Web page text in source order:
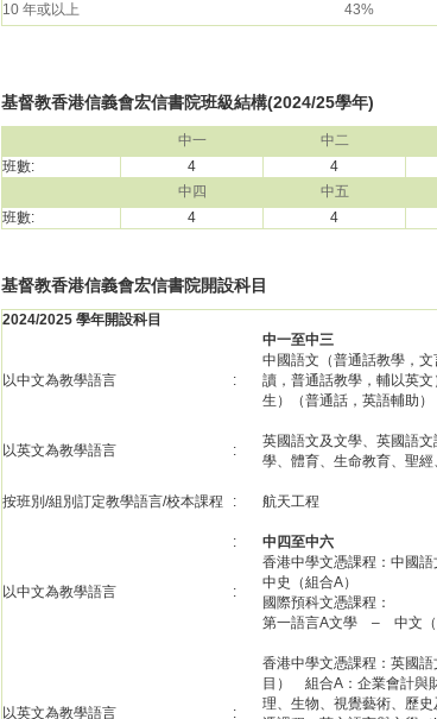
10 年或以上
43%
基督教香港信義會宏信書院班級結構(2024/25學年)
中一 中二
班數:
4 4
中四
中五
班數:
4 4
基督教香港信義會宏信書院開設科目
2024/2025 學年開設科目
中一至中三
以中文為教學語言 :
中國語文（普通話教學，
讀，普通話教學，輔以英
生）（普通話，英語輔助）
以英文為教學語言 :
英國語文及文學、英國語
學、體育、生命教育、聖
按班別/組別訂定教學語言/校本課程 : 航天工程
: 中四至中六
以中文為教學語言 :
香港中學文憑課程：中國
中史（組合A）
國際預科文憑課程：
第一語言A文學 – 中文
以英文為教學語言 :
香港中學文憑課程：英國
目） 組合A：企業會計與
理、生物、視覺藝術、歷